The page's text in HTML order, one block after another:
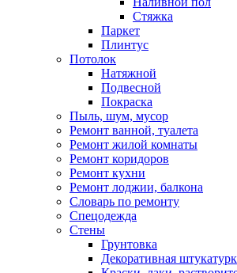
Стяжка
Паркет
Плинтус
Потолок
Натяжной
Подвесной
Покраска
Пыль, шум, мусор
Ремонт ванной, туалета
Ремонт жилой комнаты
Ремонт коридоров
Ремонт кухни
Ремонт лоджии, балкона
Словарь по ремонту
Спецодежда
Стены
Грунтовка
Декоративная